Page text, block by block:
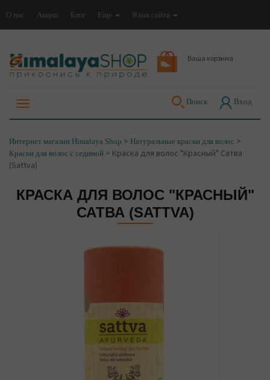
О нас Акции Блог Еще Язык сайта
Ваша корзина
Поиск Вход
Интернет магазин Himalaya Shop > Натуральные краски для волос >
Краски для волос с сединой > Краска для волос "Красный" Сатва
(Sattva)
КРАСКА ДЛЯ ВОЛОС "КРАСНЫЙ"
САТВА (SATTVA)